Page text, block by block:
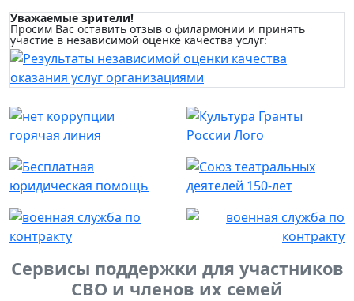
Уважаемые зрители!
Просим Вас оставить отзыв о филармонии и принять
участие в независимой оценке качества услуг:
Сервисы поддержки для участников
СВО и членов их семей